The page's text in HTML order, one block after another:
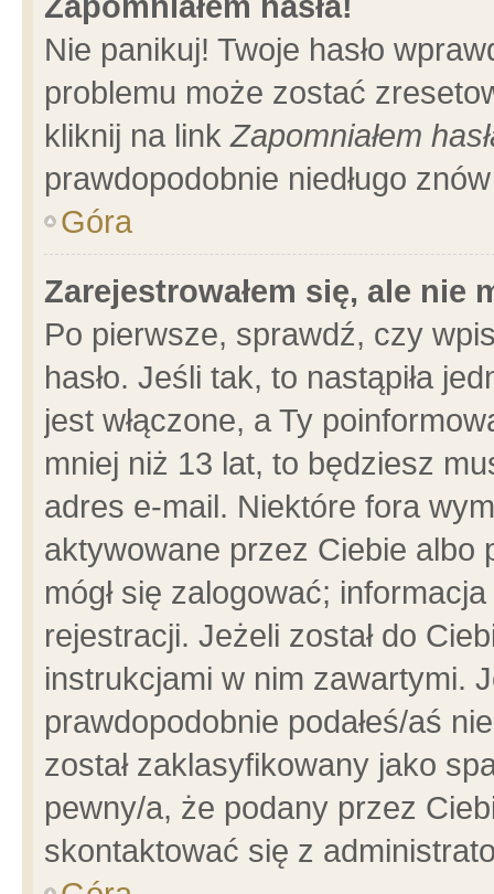
Nie panikuj! Twoje hasło
problemu może zostać
kliknij na linkZapomniałem
prawdopodobnie niedługo
Góra
Zarejestrowałem się, ale nie
Po pierwsze, sprawdź, czy
hasło. Jeśli tak, to nastąpiła
jest włączone, a Ty
mniej niż 13 lat, to będziesz
adres e-mail. Niektóre fora
aktywowane przez Ciebie albo
mógł się zalogować;
rejestracji. Jeżeli został do
instrukcjami w nim zawartymi.
prawdopodobnie podałeś/aś
został zaklasyfikowany jako
pewny/a, że podany przez
skontaktować się z